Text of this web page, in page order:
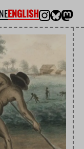
ENGLISH